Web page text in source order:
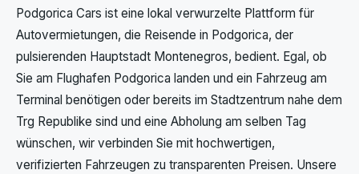
Podgorica Cars ist eine lokal verwurzelte Plattform für
Autovermietungen, die Reisende in Podgorica, der
pulsierenden Hauptstadt Montenegros, bedient. Egal, ob
Sie am Flughafen Podgorica landen und ein Fahrzeug am
Terminal benötigen oder bereits im Stadtzentrum nahe dem
Trg Republike sind und eine Abholung am selben Tag
wünschen, wir verbinden Sie mit hochwertigen,
verifizierten Fahrzeugen zu transparenten Preisen. Unsere